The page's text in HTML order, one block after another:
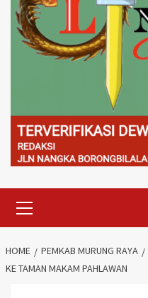
Menu
HOME PEMKAB MURUNG RAYA
KE TAMAN MAKAM PAHLAWAN